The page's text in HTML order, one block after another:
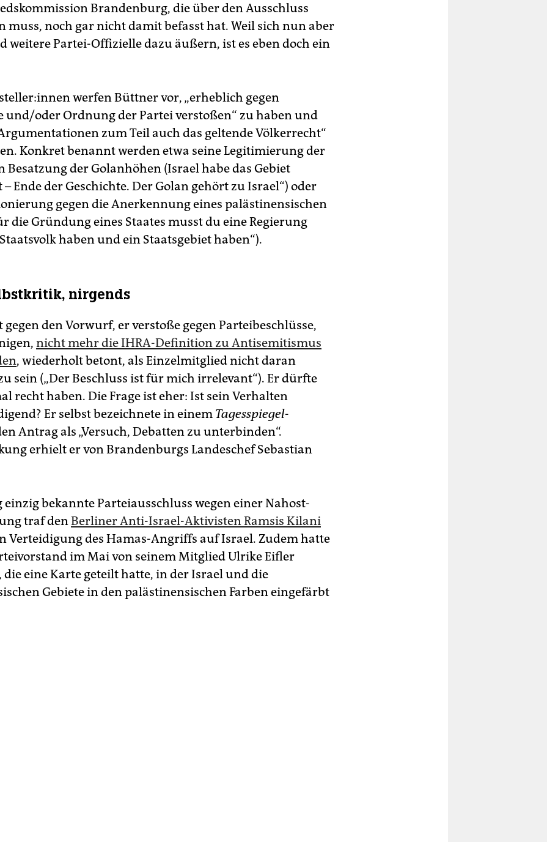
Brandenburg, die über den Ausschluss
muss, noch gar nicht damit befasst hat. Weil sich nun aber
weitere Partei-Offizielle dazu äußern, ist es eben doch ein
werfen Büttner vor, „erheblich gegen
und/oder Ordnung der Partei verstoßen“ zu haben und
zum Teil auch das geltende Völkerrecht“
Konkret benannt werden etwa seine Legitimierung der
Besatzung der Golanhöhen (Israel habe das Gebiet
Ende der Geschichte. Der Golan gehört zu Israel“) oder
gegen die Anerkennung eines palästinensischen
die Gründung eines Staates musst du eine Regierung
haben und ein Staatsgebiet haben“).
nirgends
den Vorwurf, er verstoße gegen Parteibeschlüsse,
nicht mehr die IHRA-Definition zu Antisemitismus
, wiederholt betont, als Einzelmitglied nicht daran
sein („Der Beschluss ist für mich irrelevant“). Er dürfte
recht haben. Die Frage ist eher: Ist sein Verhalten
Er selbst bezeichnete in einem Tagesspiegel-
Antrag als „Versuch, Debatten zu unterbinden“.
erhielt er von Brandenburgs Landeschef Sebastian
einzig bekannte Parteiausschluss wegen einer Nahost-
traf denBerliner Anti-Israel-Aktivisten Ramsis Kilani
Verteidigung des Hamas-Angriffs auf Israel. Zudem hatte
im Mai von seinem Mitglied Ulrike Eifler
eine Karte geteilt hatte, in der Israel und die
Gebiete in den palästinensischen Farben eingefärbt